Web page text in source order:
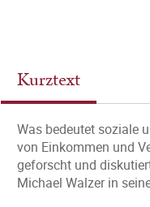
Kurztext
Was bedeutet soziale
von Einkommen und
geforscht und
Michael Walzer in